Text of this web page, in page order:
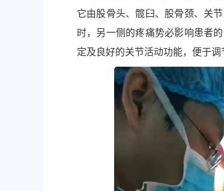
它由股骨头、髋臼、股骨颈、关
时，另一侧的疼痛势必影响患者
定及良好的关节活动功能，便于